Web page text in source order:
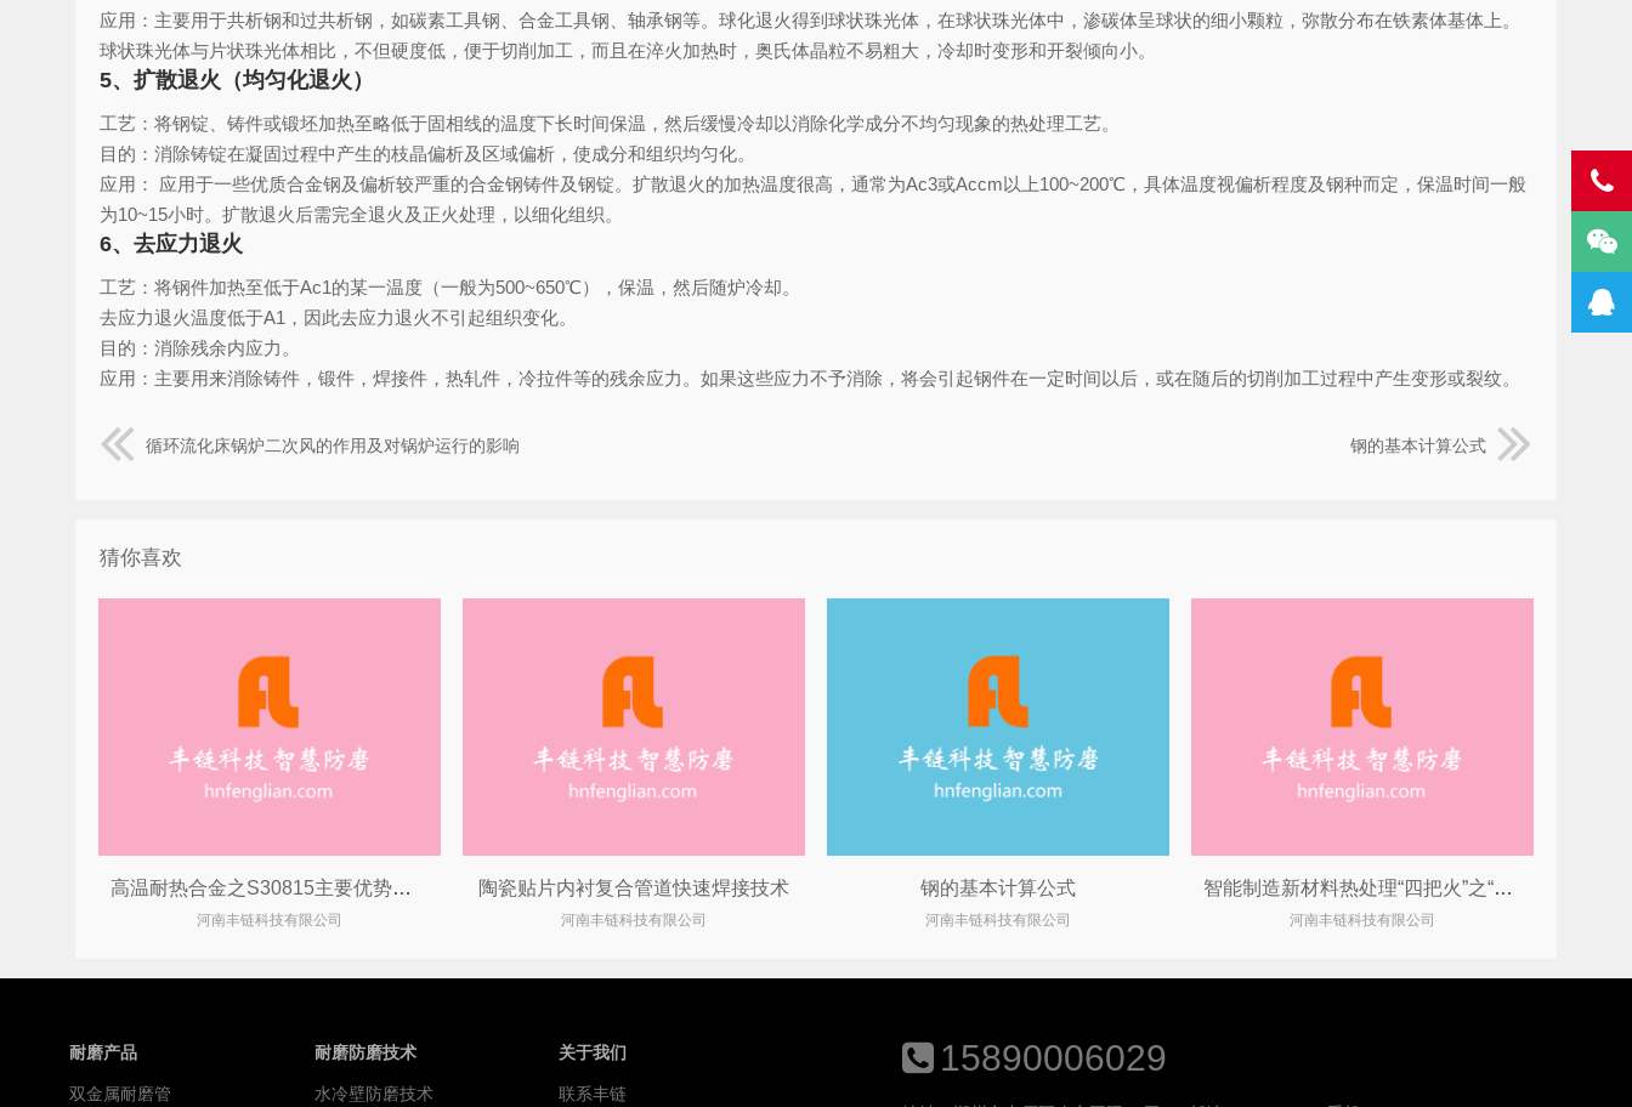
应用：主要用于共析钢和过共析钢，如碳素工具钢、合金工具钢、轴承钢等。球化退火得到球状珠光体，在球状珠光体中，渗碳体呈球状的细小颗粒，弥散分布在铁素体基体上。
球状珠光体与片状珠光体相比，不但硬度低，便于切削加工，而且在淬火加热时，奥氏体晶粒不易粗大，冷却时变形和开裂倾向小。
5、扩散退火（均匀化退火）
工艺：将钢锭、铸件或锻坯加热至略低于固相线的温度下长时间保温，然后缓慢冷却以消除化学成分不均匀现象的热处理工艺。
目的：消除铸锭在凝固过程中产生的枝晶偏析及区域偏析，使成分和组织均匀化。
应用： 应用于一些优质合金钢及偏析较严重的合金钢铸件及钢锭。扩散退火的加热温度很高，通常为Ac3或Accm以上100~200℃，具体温度视偏析程度及钢种而定，保温时间一般
为10~15小时。扩散退火后需完全退火及正火处理，以细化组织。
6、去应力退火
工艺：将钢件加热至低于Ac1的某一温度（一般为500~650℃），保温，然后随炉冷却。
去应力退火温度低于A1，因此去应力退火不引起组织变化。
目的：消除残余内应力。
应用：主要用来消除铸件，锻件，焊接件，热轧件，冷拉件等的残余应力。如果这些应力不予消除，将会引起钢件在一定时间以后，或在随后的切削加工过程中产生变形或裂纹。
循环流化床锅炉二次风的作用及对锅炉运行的影响 钢的基本计算公式
猜你喜欢
高温耐热合金之S30815主要优势特点
河南丰链科技有限公司
陶瓷贴片内衬复合管道快速焊接技术
河南丰链科技有限公司
钢的基本计算公式
河南丰链科技有限公司
智能制造新材料热处理“四把火”之“退火”工艺
河南丰链科技有限公司
耐磨产品
双金属耐磨管
耐磨防磨技术
水冷壁防磨技术
关于我们
联系丰链
15890006029